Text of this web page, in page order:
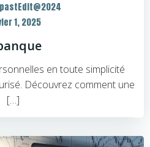
1, 2025
en toute simplicité
Découvrez comment une
[…]